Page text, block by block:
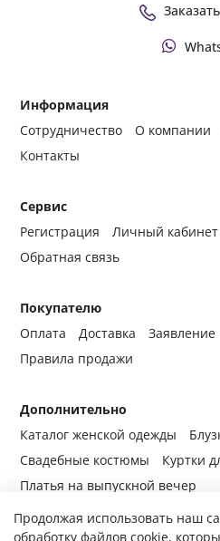
Информация
Сотрудничество
О компании
Контакты
Сервис
Регистрация
Личный кабинет
Обратная связь
Покупателю
Оплата
Доставка
Заявление
Правила продажи
Дополнительно
Каталог женской одежды
Свадебные костюмы
Куртки
Платья на выпускной вечер
Продолжая использовать наш
обработку файлов cookie,